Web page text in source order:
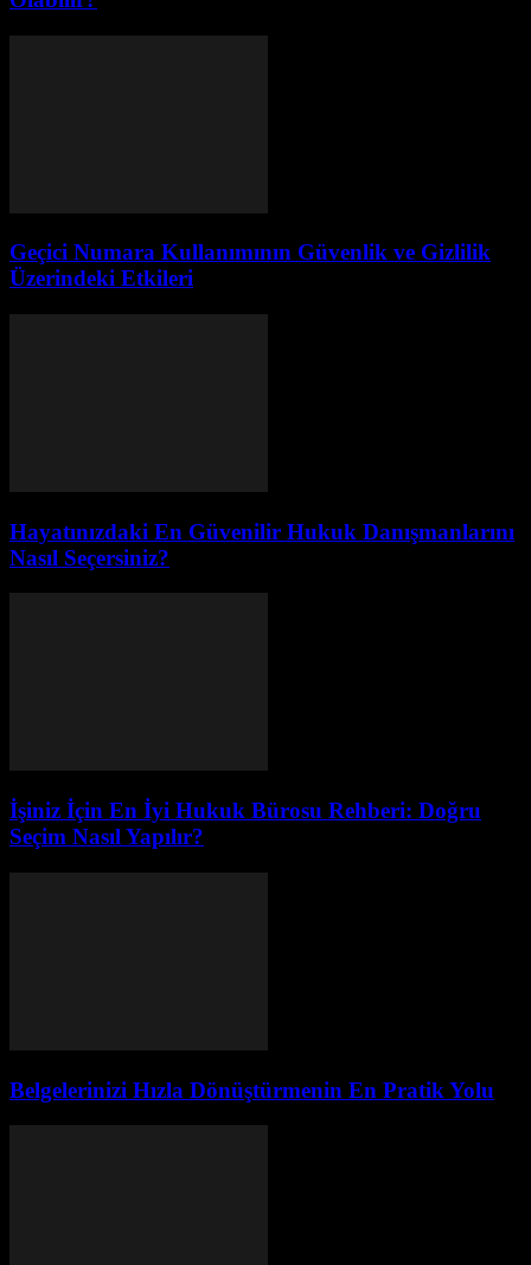
Geçici Numara Kullanımının Güvenlik ve Gizlilik
Üzerindeki Etkileri
Hayatınızdaki En Güvenilir Hukuk Danışmanlarını
Nasıl Seçersiniz?
İşiniz İçin En İyi Hukuk Bürosu Rehberi: Doğru
Seçim Nasıl Yapılır?
Belgelerinizi Hızla Dönüştürmenin En Pratik Yolu